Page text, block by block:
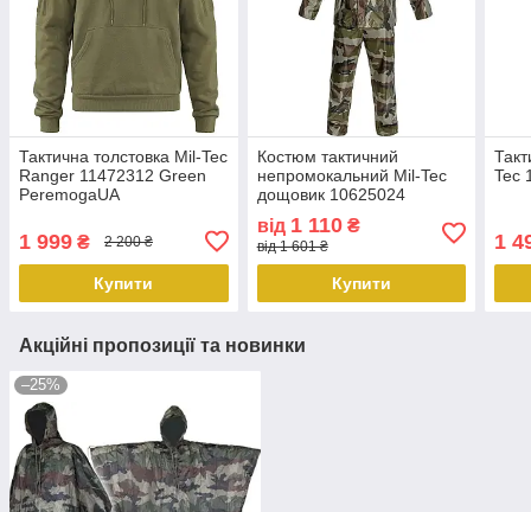
Тактична толстовка Mil-Tec
Ranger 11472312 Green
PeremogaUA
1 999 ₴ 2 200 ₴
Купити
Костюм тактичний
непромокальний Mil-Tec
дощовик 10625024
від 1 110₴
від 1 601 ₴
Купити
Tec
1
Акційні пропозиції та новинки
–25%